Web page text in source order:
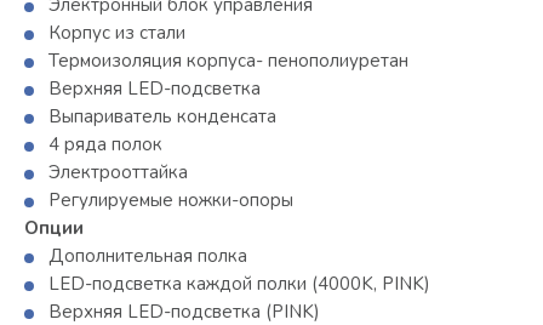
Корпус из стали
Термоизоляция корпуса- пенополиуретан
Верхняя LED-подсветка
Выпариватель конденсата
4 ряда полок
Электрооттайка
Регулируемые ножки-опоры
Опции
Дополнительная полка
LED-подсветка каждой полки (4000K, PINK)
Верхняя LED-подсветка (PINK)